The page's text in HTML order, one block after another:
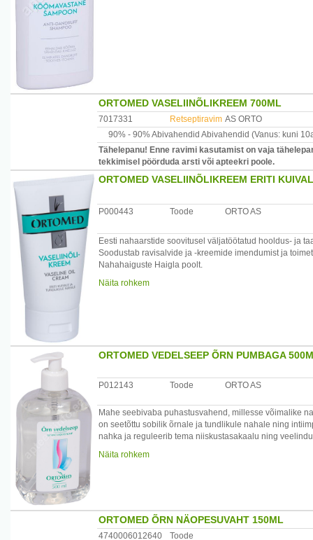
ORTOMED VASELIINÕLIKREEM 700ML
7017331 Retseptiravim AS ORTO
90% - 90% Abivahendid Abivahendid (Vanus: kuni
Tähelepanu! Enne ravimi kasutamist on vaja
tekkimisel pöörduda arsti või apteekri poole.
ORTOMED VASELIINÕLIKREEM ERITI
P000443 Toode ORTO AS
Eesti nahaarstide soovitusel väljatöötatud hooldus- ja
Soodustab ravisalvide ja -kreemide imendumist ja
Nahahaiguste Haigla poolt.
Näita rohkem
ORTOMED VEDELSEEP ÕRN PUMBAGA
P012143 Toode ORTO AS
Mahe seebivaba puhastusvahend, millesse võimalike
on seetõttu sobilik õrnale ja tundlikule nahale ning
nahka ja reguleerib tema niiskustasakaalu ning
Koostisainete loetelu (Ingredients): AQUA, SODIUM
Netokogus: 500 ml.
Näita rohkem
ORTOMED ÕRN NÄOPESUVAHT 150ML
4740006012640 Toode